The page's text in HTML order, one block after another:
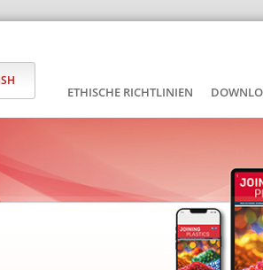
ETHISCHE RICHTLINIEN